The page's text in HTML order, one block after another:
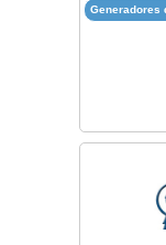
Generadores